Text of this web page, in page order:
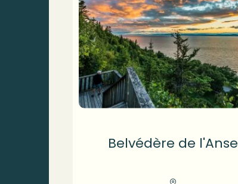
Belvédère de l'Anse